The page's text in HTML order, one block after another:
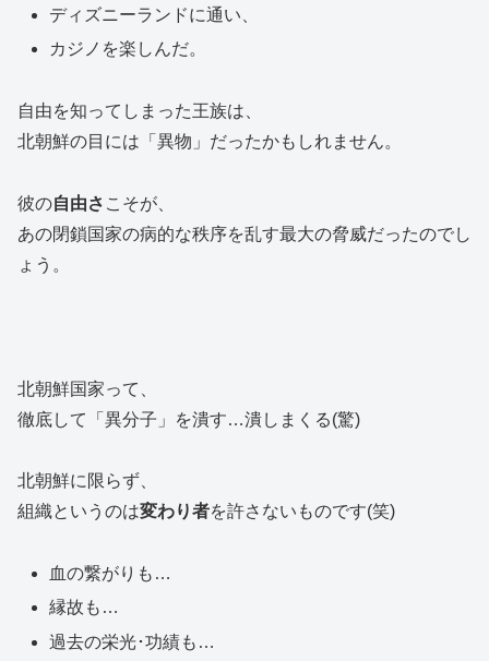
ディズニーランドに通い、
カジノを楽しんだ。
自由を知ってしまった王族は、
北朝鮮の目には「異物」だったかもしれません。
彼の自由さ こそが、
あの閉鎖国家の病的な秩序を乱す最大の脅威だったのでし
ょう。
北朝鮮国家って、
徹底して「異分子」を潰す…潰しまくる(驚)
北朝鮮に限らず、
組織というのは変わり者を許さないものです(笑)
血の繋がりも…
縁故も…
過去の栄光･功績も…